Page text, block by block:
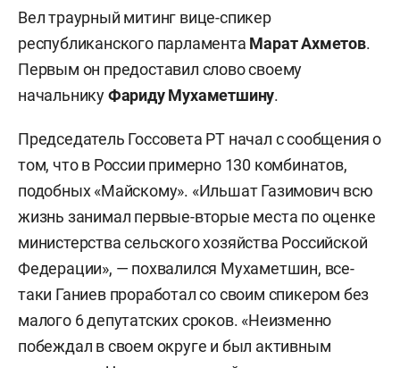
Вел траурный митинг вице-спикер
республиканского парламента Марат Ахметов.
Первым он предоставил слово своему
начальникуФариду Мухаметшину.
Председатель Госсовета РТ начал с сообщения о
том, что в России примерно 130 комбинатов,
подобных «Майскому». «Ильшат Газимович всю
жизнь занимал первые-вторые места по оценке
министерства сельского хозяйства Российской
Федерации», — похвалился Мухаметшин, все-
таки Ганиев проработал со своим спикером без
малого 6 депутатских сроков. «Неизменно
побеждал в своем округе и был активным